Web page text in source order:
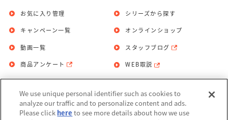
お気に入り管理 シリーズから探す
キャンペーン一覧
動画一覧
商品アンケート
オンラインショップ
スタッフブログ
WEB取説
お問い合わせ 個人情報保護方針
利用規約
We use unique personal identifier such as cookies to
analyze our traffic and to personalize content and ads.
Please click here to see more details about how we use